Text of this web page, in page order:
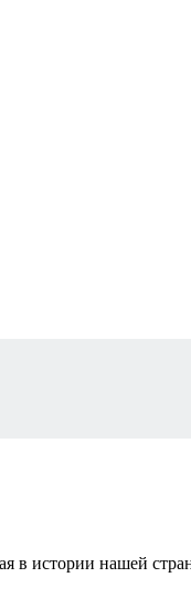
в истории нашей